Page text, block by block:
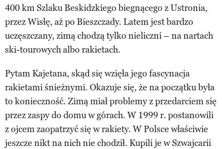
400 km Szlaku Beskidzkiego biegnącego z Ustronia,
przez Wisłę, aż po Bieszczady. Latem jest bardzo
uczęszczany, zimą chodzą tylko nieliczni – na nartach
ski-tourowych albo rakietach.
Pytam Kajetana, skąd się wzięła jego fascynacja
rakietami śnieżnymi. Okazuje się, że na początku była
to konieczność. Zimą miał problemy z przedarciem się
przez zaspy do domu w górach. W 1999 r. postanowili
z ojcem zaopatrzyć się w rakiety. W Polsce właściwie
jeszcze nikt na nich nie chodził. Kupili je w Szwajcarii